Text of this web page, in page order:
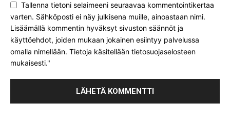
Tallenna tietoni selaimeeni seuraavaa kommentointikertaa
varten. Sähköposti ei näy julkisena muille, ainoastaan nimi.
Lisäämällä kommentin hyväksyt sivuston säännöt ja
käyttöehdot, joiden mukaan jokainen esiintyy palvelussa
omalla nimellään. Tietoja käsitellään tietosuojaselosteen
mukaisesti."